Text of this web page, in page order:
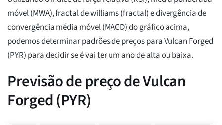
móvel (MWA), fractal de williams (fractal) e divergência de
convergência média móvel (MACD) do gráfico acima,
podemos determinar padrões de preços para Vulcan Forged
(PYR) para decidir se é vai ter um ano de alta ou baixa.
Previsão de preço de Vulcan
Forged (PYR)